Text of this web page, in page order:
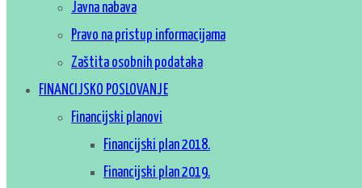
Javna nabava
Pravo na pristup informacijama
Zaštita osobnih podataka
FINANCIJSKO POSLOVANJE
Financijski planovi
Financijski plan 2018.
Financijski plan 2019.